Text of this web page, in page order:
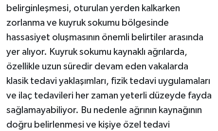
belirginleşmesi, oturulan yerden kalkarken
zorlanma ve kuyruk sokumu bölgesinde
hassasiyet oluşmasının önemli belirtiler arasında
yer alıyor. Kuyruk sokumu kaynaklı ağrılarda,
özellikle uzun süredir devam eden vakalarda
klasik tedavi yaklaşımları, fizik tedavi uygulamaları
ve ilaç tedavileri her zaman yeterli düzeyde fayda
sağlamayabiliyor. Bu nedenle ağrının kaynağının
doğru belirlenmesi ve kişiye özel tedavi